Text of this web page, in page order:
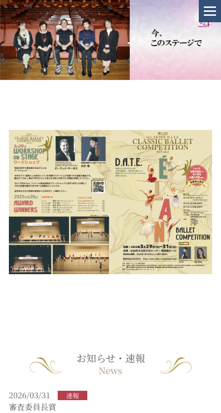
お知らせ・速報
News
2026/03/31 速報
審査委員長賞